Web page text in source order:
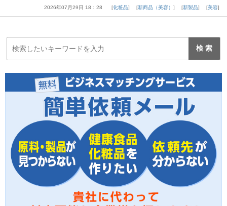
2026年07月29日 18：28 化粧品 新商品（美容） 新製品 美容